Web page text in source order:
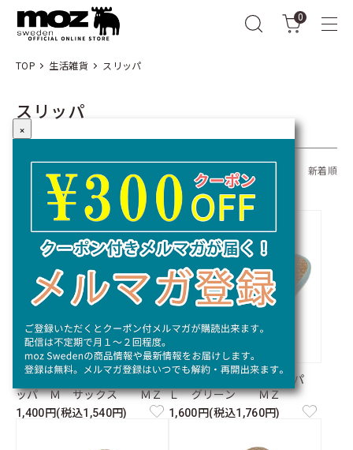
0
TOP 生活雑貨 スリッパ
スリッパ
全25商品 おすすめ順 新着順
ッパ Ｍ サックス ＭＺ
1,400円(税込1,540円)
さらさらマライ草スリッパ
Ｌ グリーン ＭＺ
1,600円(税込1,760円)
×